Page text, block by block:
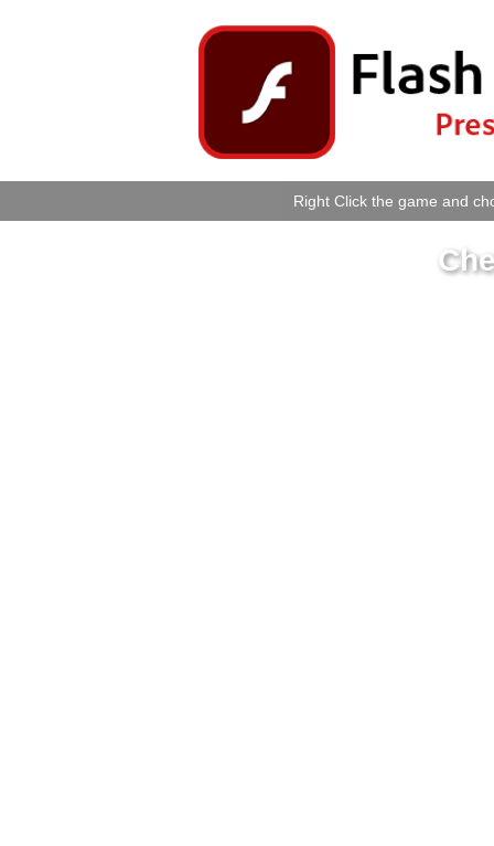
Right Click the game and